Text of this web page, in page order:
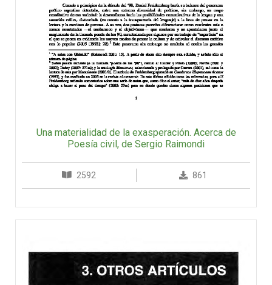
Una materialidad de la exasperación. Acerca de
Poesía civil, de Sergio Raimondi
2592 861